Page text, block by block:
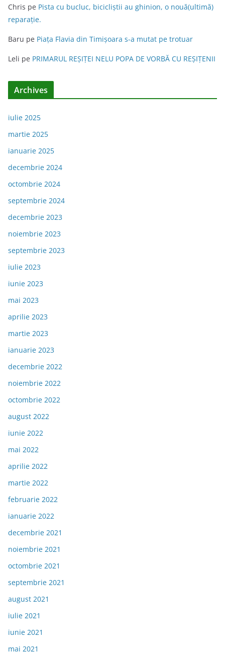
Chris pe Pista cu bucluc, bicicliștii au ghinion, o nouă(ultimă)
reparație.
Baru pe Piața Flavia din Timişoara s-a mutat pe trotuar
Leli pe PRIMARUL REŞIŢEI NELU POPA DE VORBĂ CU REŞIŢENII
Archives
iulie 2025
martie 2025
ianuarie 2025
decembrie 2024
octombrie 2024
septembrie 2024
decembrie 2023
noiembrie 2023
septembrie 2023
iulie 2023
iunie 2023
mai 2023
aprilie 2023
martie 2023
ianuarie 2023
decembrie 2022
noiembrie 2022
octombrie 2022
august 2022
iunie 2022
mai 2022
aprilie 2022
martie 2022
februarie 2022
ianuarie 2022
decembrie 2021
noiembrie 2021
octombrie 2021
septembrie 2021
august 2021
iulie 2021
iunie 2021
mai 2021